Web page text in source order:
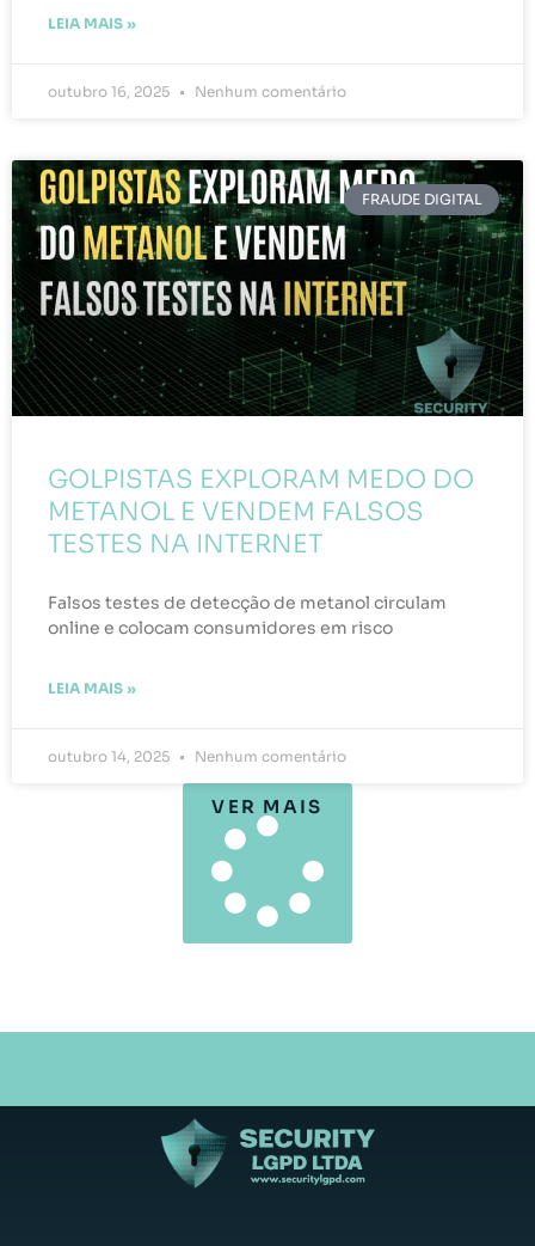
LEIA MAIS »
outubro 16, 2025 Nenhum comentário
FRAUDE DIGITAL
GOLPISTAS EXPLORAM MEDO DO
METANOL E VENDEM FALSOS
TESTES NA INTERNET
Falsos testes de detecção de metanol circulam
online e colocam consumidores em risco
LEIA MAIS »
outubro 14, 2025 Nenhum comentário
VER MAIS